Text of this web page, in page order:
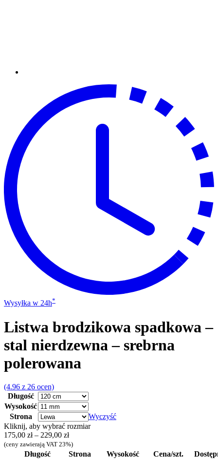
Wysyłka w 24h*
Listwa brodzikowa spadkowa –
stal nierdzewna – srebrna
polerowana
(4.96 z 26 ocen)
Długość
Wysokość
Strona
Wyczyść
Kliknij, aby wybrać rozmiar
175,00 zł – 229,00 złZakres
cen:
od
(ceny zawierają VAT 23%)
Długość Strona Wysokość Cena/szt.